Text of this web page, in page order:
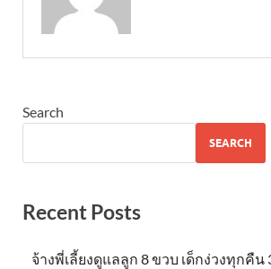
Search
SEARCH
Recent Posts
จ้างพี่เลี้ยงดูแลลูก 8 ขวบ เด็กง่วงทุกคืน